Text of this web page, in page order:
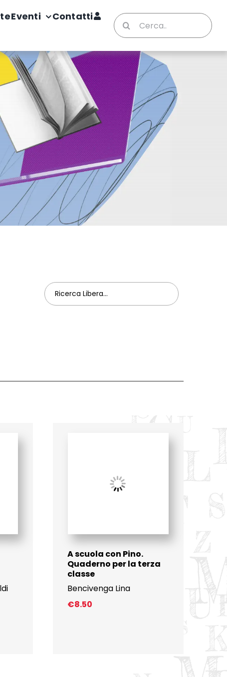
Eventi Contatti
Cerca
per:
A scuola con Pino.
Quaderno per la terza
classe
Bencivenga Lina
€8.50